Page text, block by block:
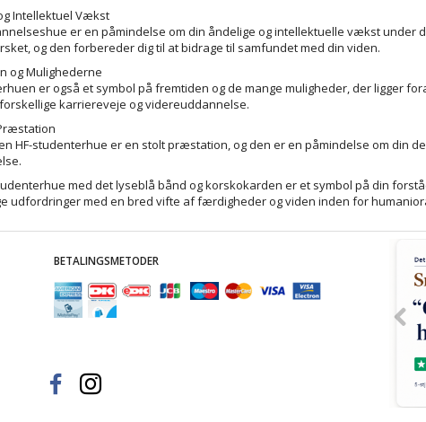
Intellektuel Vækst
er en påmindelse om din åndelige og intellektuelle vækst under
og den forbereder dig til at bidrage til samfundet med din viden.
og Mulighederne
er også et symbol på fremtiden og de mange muligheder, der ligger
karriereveje og videreuddannelse.
HF-studenterhue er en stolt præstation, og den er en påmindelse om din
med det lyseblå bånd og korskokarden er et symbol på din
udfordringer med en bred vifte af færdigheder og viden inden for
BETALINGSMETODER